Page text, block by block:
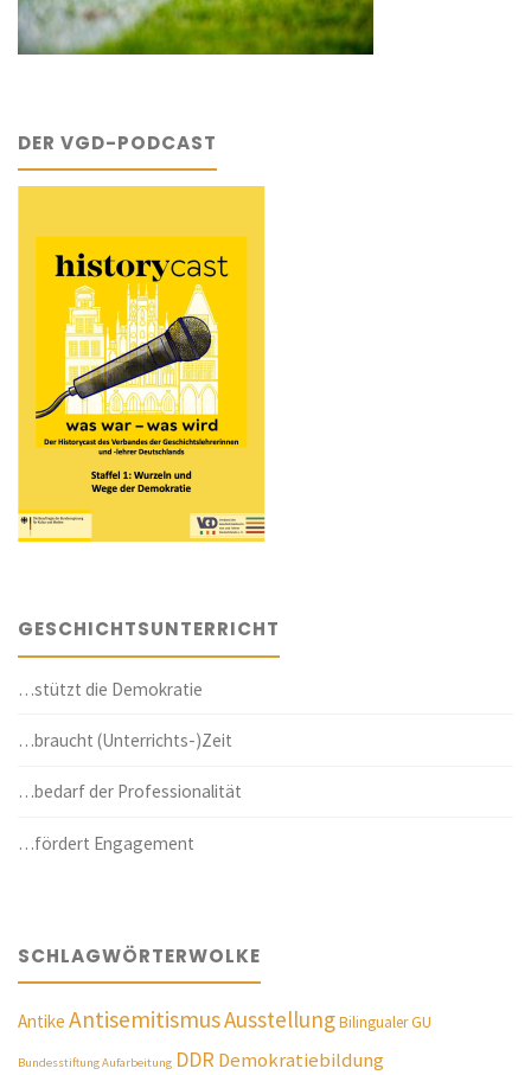
DER VGD-PODCAST
GESCHICHTSUNTERRICHT
…stützt die Demokratie
…braucht (Unterrichts-)Zeit
…bedarf der Professionalität
…fördert Engagement
SCHLAGWÖRTERWOLKE
Antike AntisemitismusAusstellungBilingualer GU
Bundesstiftung Aufarbeitung DDR Demokratiebildung